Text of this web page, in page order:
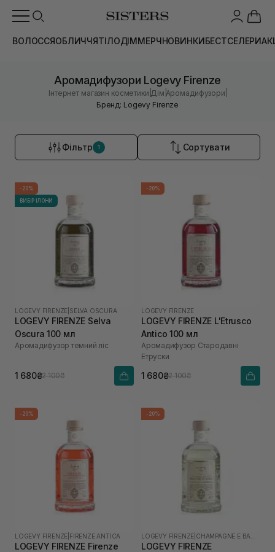
ВОЛОССЯОБЛИЧЧЯТІЛОДІММЕРЧНОВИНКИБЕСТСЕЛЕРИ
Аромадифузори Logevy Firenze
Інтернет магазин косметики Дім |Аромадифузори
Бренд: Logevy Firenze
Фільтр 1 Сортувати
-20%
ВИБІР ІЛОНИ
LOGEVY FIRENZE SELVA OSCURA
LOGEVY FIRENZE Selva
Oscura 100 мл
Аромадифузор темний ліс
1 680₴2 100₴
-20%
LOGEVY FIRENZE
LOGEVY FIRENZE L'Etrusco
Antico 100 мл
Аромадифузор Стародавні
Етруски
1 680₴2 100₴
-20%
LOGEVY FIRENZE FIRENZE ANTICA
LOGEVY FIRENZE Firenze
-20%
LOGEVY FIRENZE
LOGEVY FIRENZE